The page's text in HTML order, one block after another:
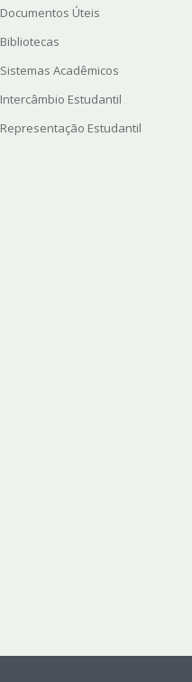
Documentos Úteis
Bibliotecas
Sistemas Acadêmicos
Intercâmbio Estudantil
Representação Estudantil